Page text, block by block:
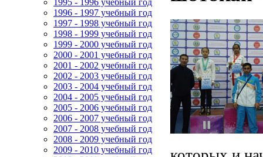
1995 - 1996 учебный год
1996 - 1997 учебный год
1997 - 1998 учебный год
1998 - 1999 учебный год
1999 - 2000 учебный год
2000 - 2001 учебный год
2001 - 2002 учебный год
2002 - 2003 учебный год
2003 - 2004 учебный год
2004 - 2005 учебный год
2005 - 2006 учебный год
2006 - 2007 учебный год
2007 - 2008 учебный год
2008 - 2009 учебный год
2009 - 2010 учебный год